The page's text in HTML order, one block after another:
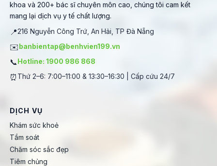
khoa và 200+ bác sĩ chuyên môn cao, chúng tôi cam kết
mang lại dịch vụ y tế chất lượng.
📍216 Nguyễn Công Trứ, An Hải, TP Đà Nẵng
✉️banbientap@benhvien199.vn
📞Hotline: 1900 986 868
⏰ Thứ 2–6: 7:00–11:00 & 13:30–16:30 | Cấp cứu 24/7
DỊCH VỤ
Khám sức khoẻ
Tầm soát
Chăm sóc sắc đẹp
Tiêm chủng